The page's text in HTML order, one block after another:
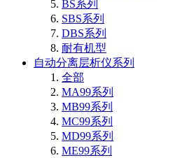
BS系列
SBS系列
DBS系列
耐有机型
自动分离层析仪系列
全部
MA99系列
MB99系列
MC99系列
MD99系列
ME99系列